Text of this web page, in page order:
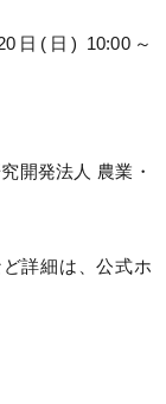
日(日) 10:00～
開発法人 農業・
詳細は、公式ホ